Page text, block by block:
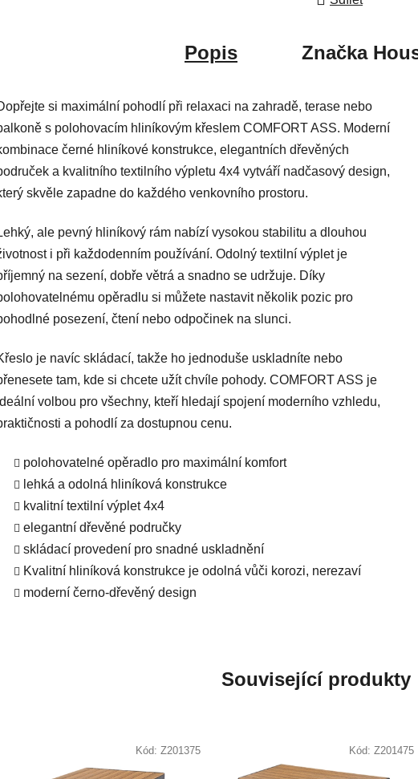
Popis Značka
si maximální pohodlí při relaxaci na zahradě, terase nebo
s polohovacím hliníkovým křeslem COMFORT ASS. Moderní
černé hliníkové konstrukce, elegantních dřevěných
a kvalitního textilního výpletu 4x4 vytváří nadčasový design,
skvěle zapadne do každého venkovního prostoru.
ale pevný hliníkový rám nabízí vysokou stabilitu a dlouhou
i při každodenním používání. Odolný textilní výplet je
na sezení, dobře větrá a snadno se udržuje. Díky
opěradlu si můžete nastavit několik pozic pro
posezení, čtení nebo odpočinek na slunci.
je navíc skládací, takže ho jednoduše uskladníte nebo
tam, kde si chcete užít chvíle pohody. COMFORT ASS je
volbou pro všechny, kteří hledají spojení moderního vzhledu,
a pohodlí za dostupnou cenu.
polohovatelné opěradlo pro maximální komfort
lehká a odolná hliníková konstrukce
kvalitní textilní výplet 4x4
elegantní dřevěné područky
skládací provedení pro snadné uskladnění
Kvalitní hliníková konstrukce je odolná vůči korozi, nerezaví
moderní černo-dřevěný design
Související produkty
Kód: Z201375 Kód: Z201475